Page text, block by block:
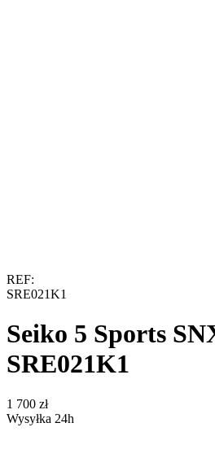
REF:
SRE021K1
Seiko 5 Sports
SRE021K1
‍1 700‍ zł
Wysyłka 24h